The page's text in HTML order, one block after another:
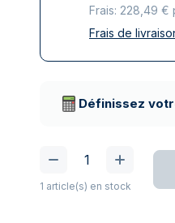
Frais: 228,49 €
Toutes taxes
Frais de
Définissez
1 article(s) en stock